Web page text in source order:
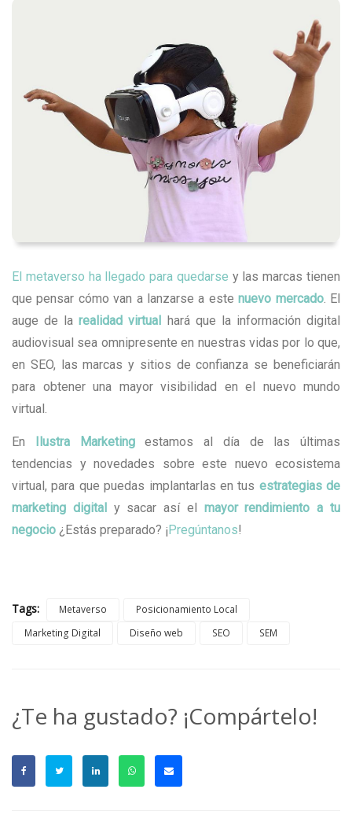
El metaverso ha llegado para quedarse y las marcas tienen
que pensar cómo van a lanzarse a estenuevo mercado. El
auge de larealidad virtual
hará que la información digital
audiovisual sea omnipresente en nuestras vidas por lo que,
en SEO, las marcas y sitios de confianza se beneficiarán
para obtener una mayor visibilidad en el nuevo mundo
virtual.
En Ilustra Marketingestamos al día de las últimas
tendencias y novedades sobre este nuevo ecosistema
virtual, para que puedas implantarlas en tus estrategias de
marketing digital
y sacar así el mayor rendimiento a tu
negocio ¿Estás preparado? ¡ Pregúntanos!
Tags: Metaverso
Posicionamiento Local
Marketing Digital
Diseño web SEO SEM
¿Te ha gustado? ¡Compártelo!